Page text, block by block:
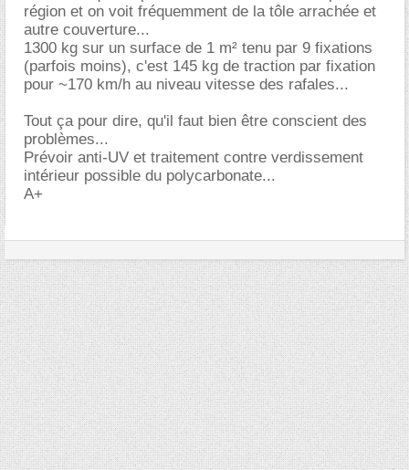
région et on voit fréquemment de la tôle arrachée et
autre couverture...
1300 kg sur un surface de 1 m² tenu par 9 fixations
(parfois moins), c'est 145 kg de traction par fixation
pour ~170 km/h au niveau vitesse des rafales...
Tout ça pour dire, qu'il faut bien être conscient des
problèmes...
Prévoir anti-UV et traitement contre verdissement
intérieur possible du polycarbonate...
A+